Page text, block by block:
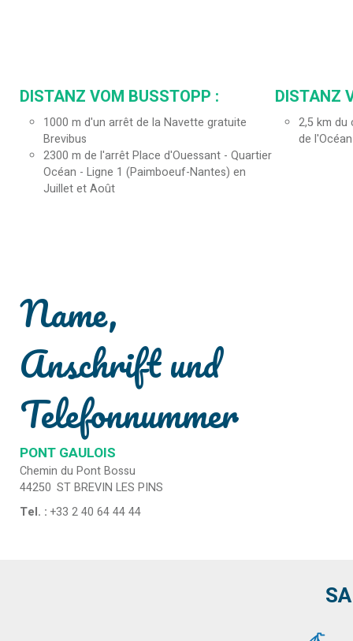
DISTANZ VOM BUSSTOPP :
1000 m d'un arrêt de la Navette gratuite
Brevibus
2300 m de l'arrêt Place d'Ouessant - Quartier
Océan - Ligne 1 (Paimboeuf-Nantes) en
Juillet et Août
DISTANZ
2,5 km du
de l'Océan
Name,
Anschrift und
Telefonnummer
PONT GAULOIS
Chemin du Pont Bossu
44250 ST BREVIN LES PINS
Tel. : +33 2 40 64 44 44